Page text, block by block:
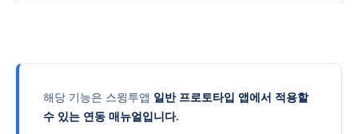
해당 기능은 스윙투앱 일반 프로토타입 앱에서 적용할
수 있는 연동 매뉴얼입니다.